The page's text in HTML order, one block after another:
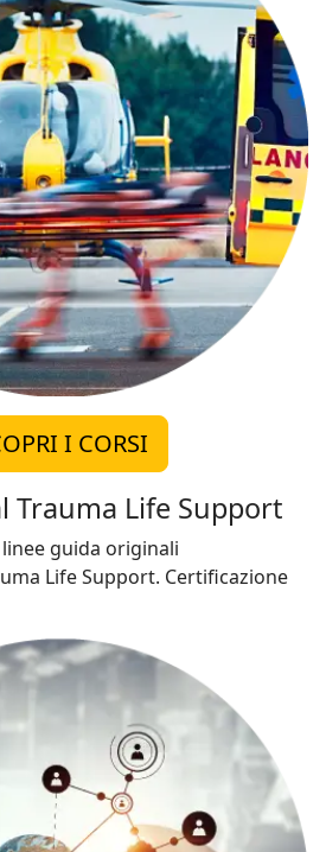
I CORSI
Trauma Life Support
guida originali
Life Support. Certificazione